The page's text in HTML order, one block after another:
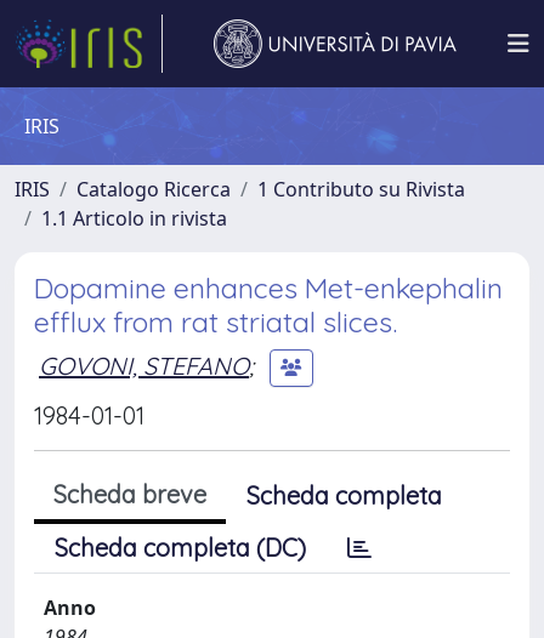
IRIS
IRIS Catalogo Ricerca
1 Contributo su Rivista
1.1 Articolo in rivista
Dopamine enhances Met-enkephalin
efflux from rat striatal slices.
GOVONI, STEFANO;
1984-01-01
Scheda breve
Scheda completa
Scheda completa (DC)
Anno